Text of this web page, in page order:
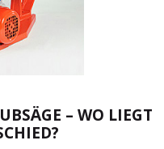
– WO LIEGT